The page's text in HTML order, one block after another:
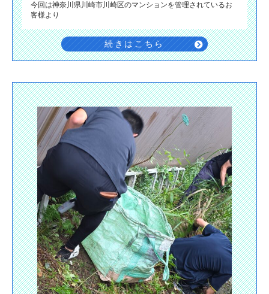
今回は神奈川県川崎市川崎区のマンションを管理されているお
客様より
続きはこちら